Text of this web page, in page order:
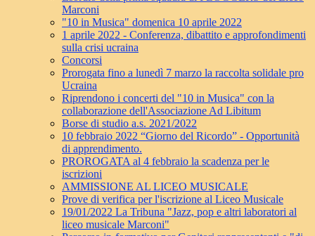
Marconi
"10 in Musica" domenica 10 aprile 2022
1 aprile 2022 - Conferenza, dibattito e approfondimenti
sulla crisi ucraina
Concorsi
Prorogata fino a lunedì 7 marzo la raccolta solidale pro
Ucraina
Riprendono i concerti del "10 in Musica" con la
collaborazione dell'Associazione Ad Libitum
Borse di studio a.s. 2021/2022
10 febbraio 2022 “Giorno del Ricordo” - Opportunità
di apprendimento.
PROROGATA al 4 febbraio la scadenza per le
iscrizioni
AMMISSIONE AL LICEO MUSICALE
Prove di verifica per l'iscrizione al Liceo Musicale
19/01/2022 La Tribuna "Jazz, pop e altri laboratori al
liceo musicale Marconi"